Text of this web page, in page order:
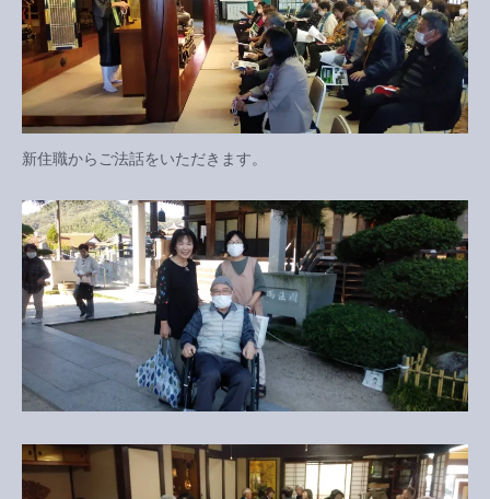
新住職からご法話をいただきます。